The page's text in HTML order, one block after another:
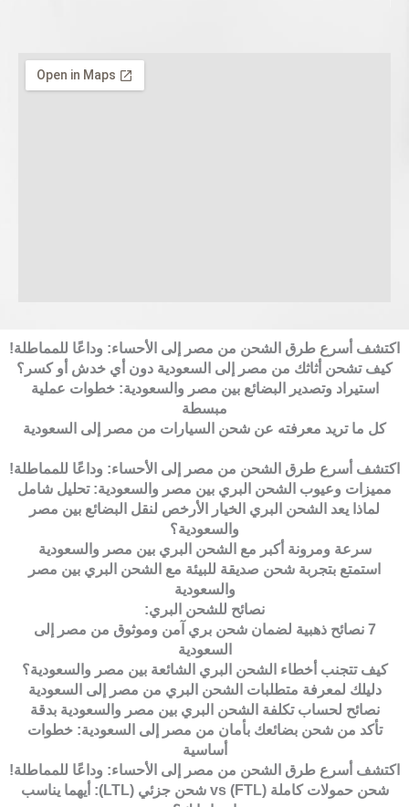
اكتشف أسرع طرق الشحن من مصر إلى الأحساء: وداعًا للمماطلة!
كيف تشحن أثاثك من مصر إلى السعودية دون أي خدش أو كسر؟
استيراد وتصدير البضائع بين مصر والسعودية: خطوات عملية
مبسطة
كل ما تريد معرفته عن شحن السيارات من مصر إلى السعودية
اكتشف أسرع طرق الشحن من مصر إلى الأحساء: وداعًا للمماطلة!
مميزات وعيوب الشحن البري بين مصر والسعودية: تحليل شامل
لماذا يعد الشحن البري الخيار الأرخص لنقل البضائع بين مصر
والسعودية؟
سرعة ومرونة أكبر مع الشحن البري بين مصر والسعودية
استمتع بتجربة شحن صديقة للبيئة مع الشحن البري بين مصر
والسعودية
نصائح للشحن البري:
7 نصائح ذهبية لضمان شحن بري آمن وموثوق من مصر إلى
السعودية
كيف تتجنب أخطاء الشحن البري الشائعة بين مصر والسعودية؟
دليلك لمعرفة متطلبات الشحن البري من مصر إلى السعودية
نصائح لحساب تكلفة الشحن البري بين مصر والسعودية بدقة
تأكد من شحن بضائعك بأمان من مصر إلى السعودية: خطوات
أساسية
اكتشف أسرع طرق الشحن من مصر إلى الأحساء: وداعًا للمماطلة!
شحن حمولات كاملة (FTL) vs شحن جزئي (LTL): أيهما يناسب